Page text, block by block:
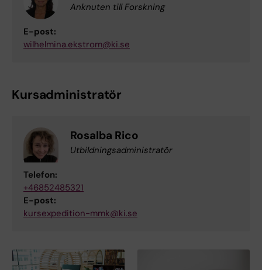
Anknuten till Forskning
E-post:
wilhelmina.ekstrom@ki.se
Kursadministratör
Rosalba Rico
Utbildningsadministratör
Telefon:
+46852485321
E-post:
kursexpedition-mmk@ki.se